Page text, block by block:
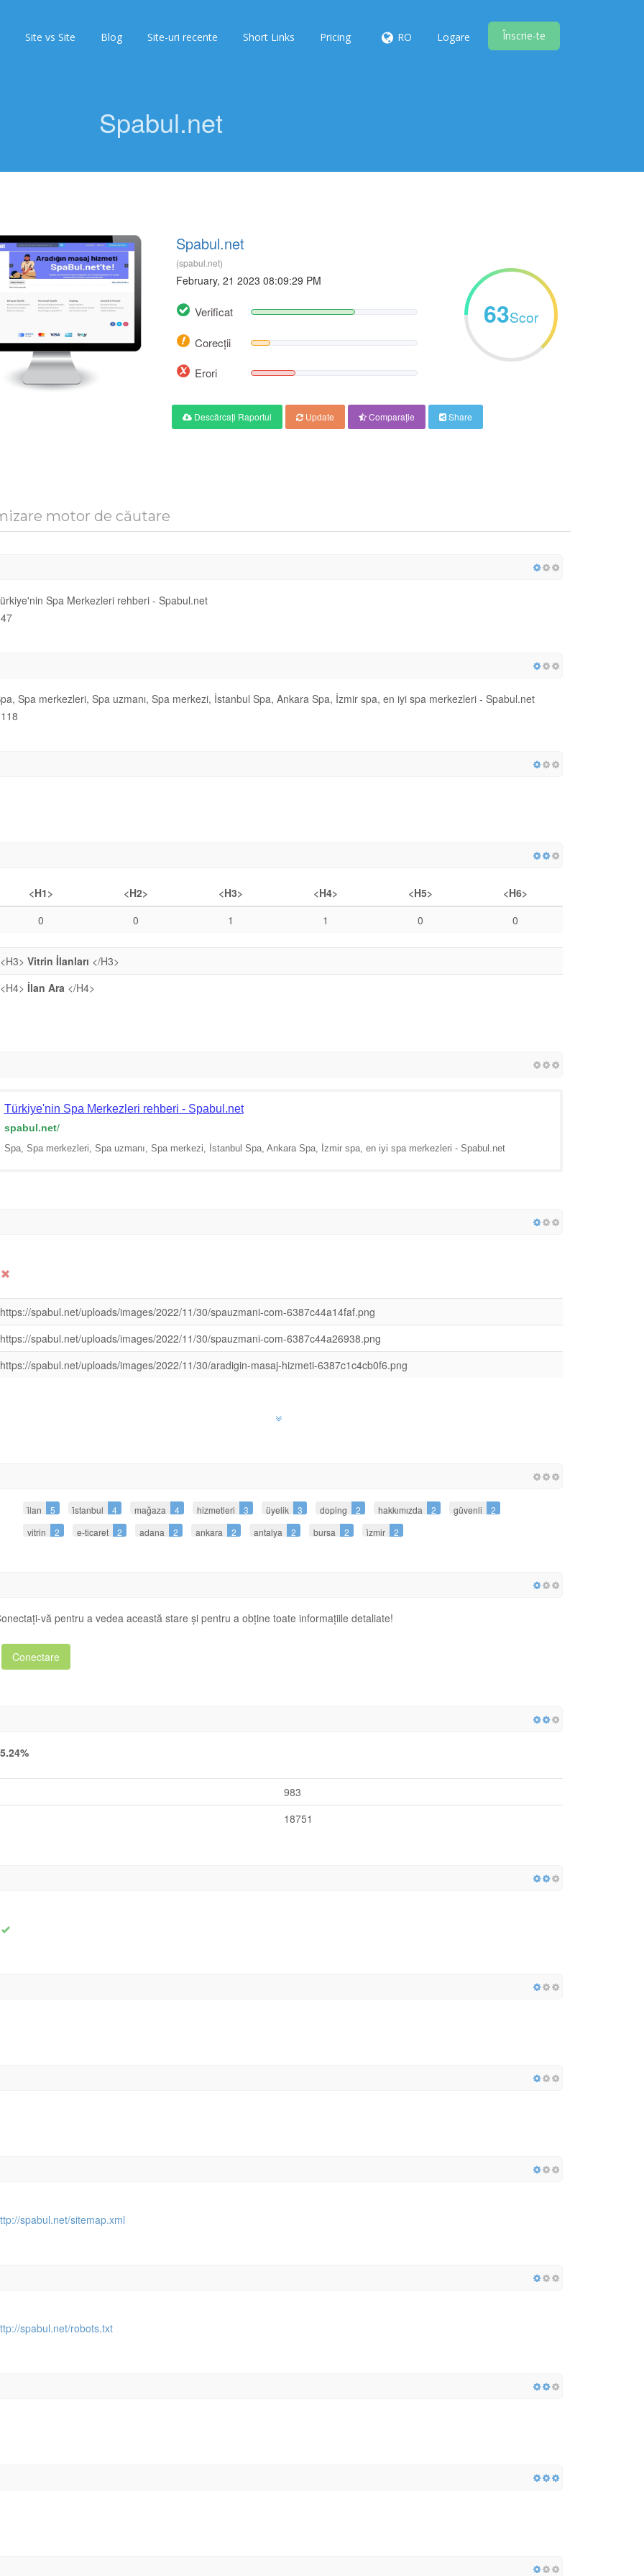
Site vs Site Blog Site-uri recente Short Links Pricing RO Logare Înscrie-te
Spabul.net
Spabul.net
(spabul.net)
February, 21 2023 08:09:29 PM
Verificat
Corecții
Erori
63Scor
Descărcați Raportul Update Comparaţie Share
motor de căutare
Spa Merkezleri rehberi - Spabul.net
Spa merkezleri, Spa uzmanı, Spa merkezi, İstanbul Spa, Ankara Spa, İzmir spa, en iyi spa merkezleri - Spabul.net
<H1> <H2> <H3> <H4> <H5>
<H6>
0
0 1 1 0 0
<H3> Vitrin İlanları </H3>
<H4> İlan Ara </H4>
Türkiye'nin Spa Merkezleri rehberi - Spabul.net
spabul.net/
Spa, Spa merkezleri, Spa uzmanı, Spa merkezi, İstanbul Spa, Ankara Spa, İzmir spa, en iyi spa merkezleri - Spabul.net
https://spabul.net/uploads/images/2022/11/30/spauzmani-com-6387c44a14faf.png
https://spabul.net/uploads/images/2022/11/30/spauzmani-com-6387c44a26938.png
https://spabul.net/uploads/images/2022/11/30/aradigin-masaj-hizmeti-6387c1c4cb0f6.png
i̇lan 5 i̇stanbul 4 mağaza 4 hizmetleri 3 üyelik 3 doping 2 hakkımızda 2 güvenli
2
vitrin
2 e-ticaret 2 adana 2 ankara 2 antalya 2 bursa 2 i̇zmir 2
vă pentru a vedea această stare și pentru a obține toate informațiile detaliate!
Conectare
5.24%
983
18751
spabul.net/sitemap.xml
spabul.net/robots.txt